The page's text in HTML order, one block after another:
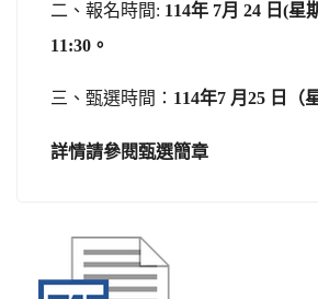
二、 報名時間: 114年 7月 24 日(星
11:30。
三、甄選時間： 114年7 月25 日（
詳情請參閱甄選簡章